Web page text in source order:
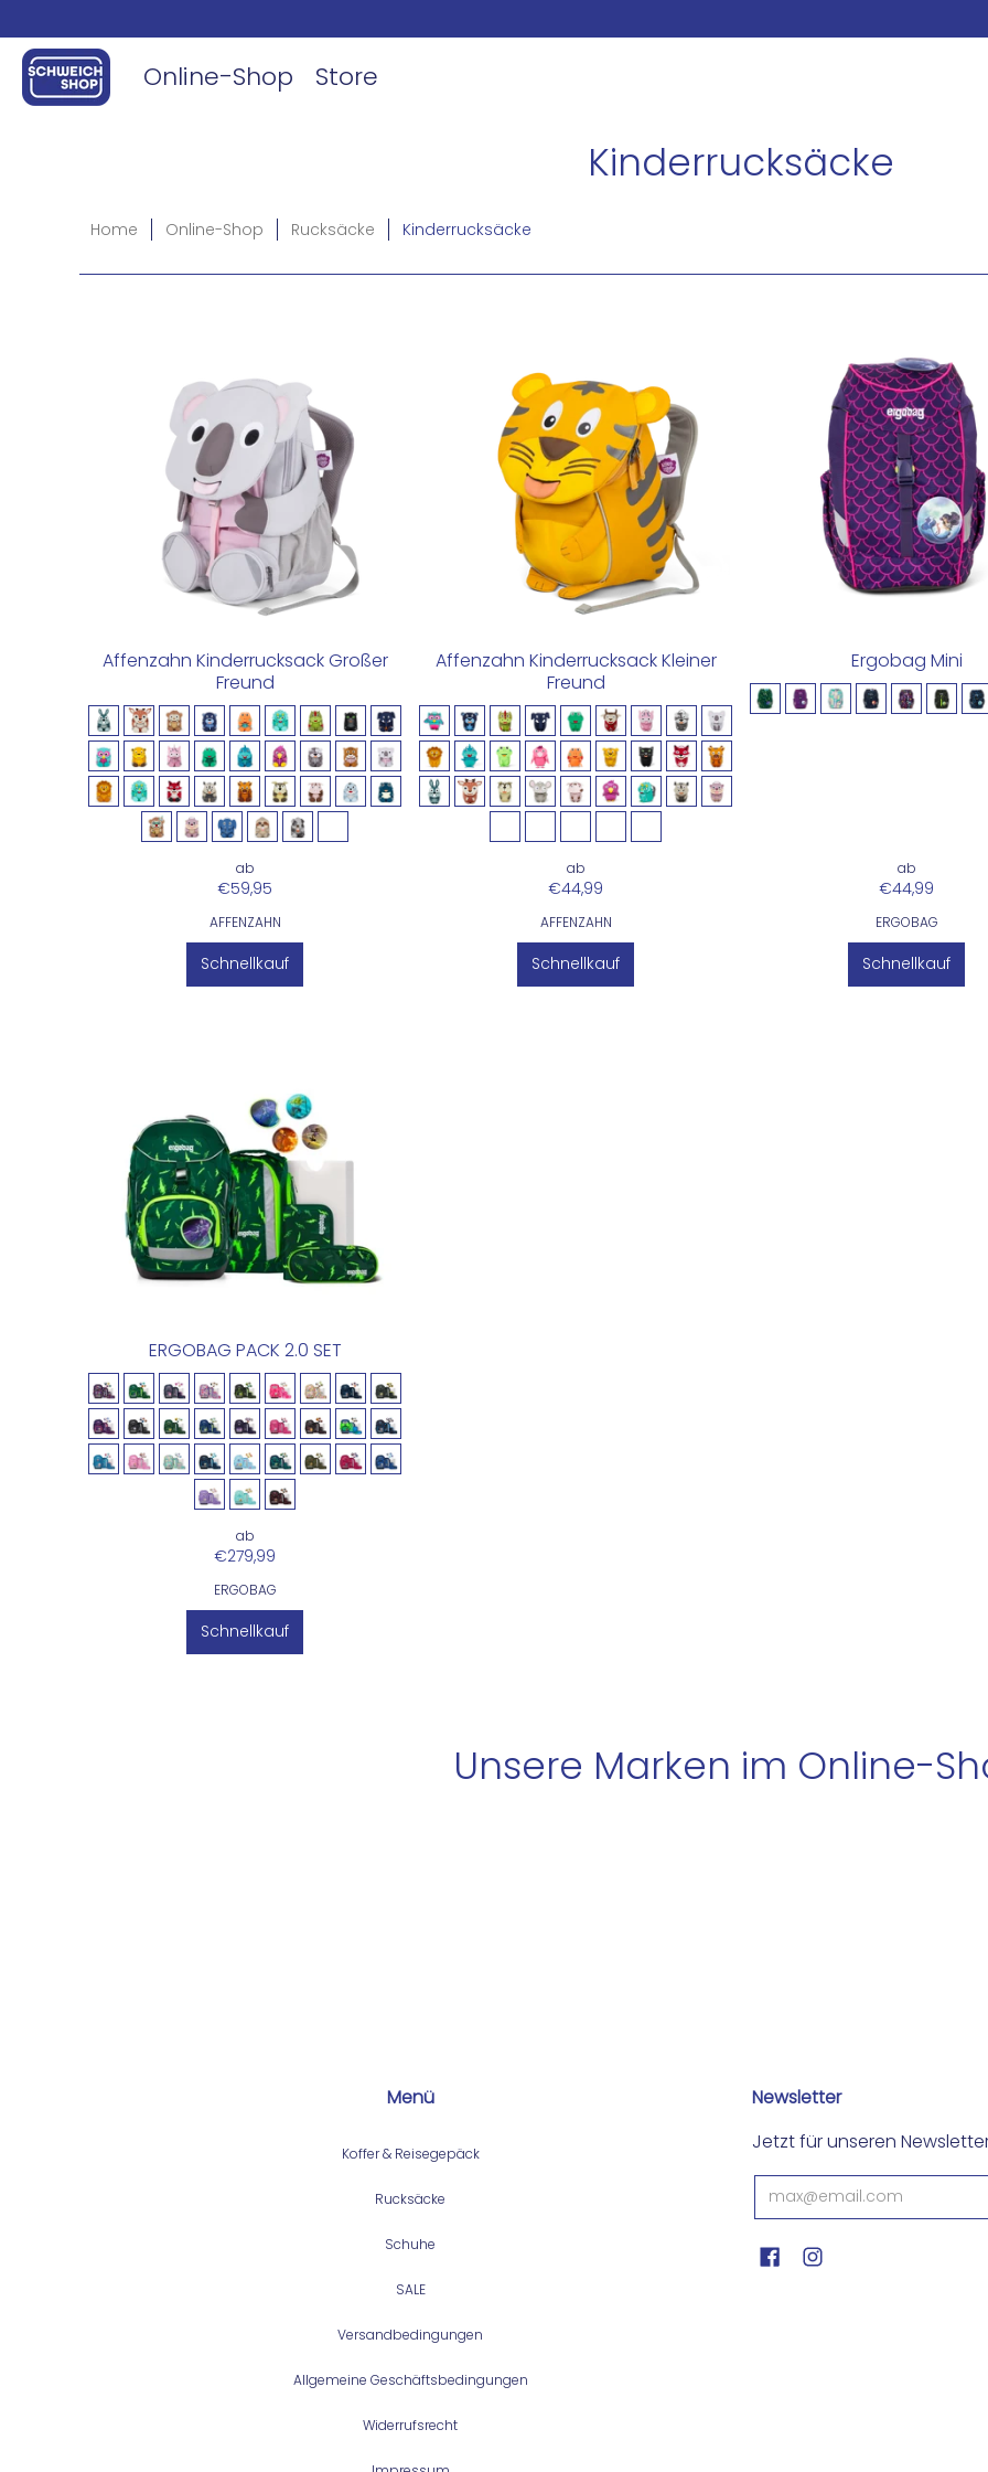
Online-Shop Store
Kinderrucksäcke
Home Online-Shop Rucksäcke Kinderrucksäcke
Affenzahn Kinderrucksack Großer
Freund
ab
€59,95
AFFENZAHN
Schnellkauf
Affenzahn Kinderrucksack Kleiner
Freund
ab
€44,99
AFFENZAHN
Schnellkauf
Ergobag Mini
ab
€44,99
ERGOBAG
Schnellkauf
ERGOBAG PACK 2.0 SET
ab
€279,99
ERGOBAG
Schnellkauf
Unsere Marken im Online-
Menü
Koffer & Reisegepäck
Rucksäcke
Schuhe
SALE
Versandbedingungen
Allgemeine Geschäftsbedingungen
Widerrufsrecht
Newsletter
Jetzt für unseren